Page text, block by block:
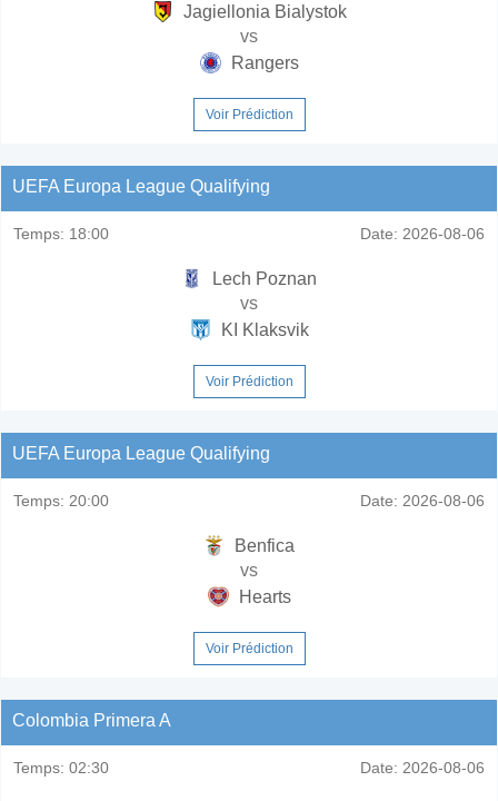
Jagiellonia Bialystok
vs
Rangers
Voir Prédiction
UEFA Europa League Qualifying
Temps: 18:00 Date: 2026-08-06
Lech Poznan
vs
KI Klaksvik
Voir Prédiction
UEFA Europa League Qualifying
Temps: 20:00 Date: 2026-08-06
Benfica
vs
Hearts
Voir Prédiction
Colombia Primera A
Temps: 02:30 Date: 2026-08-06